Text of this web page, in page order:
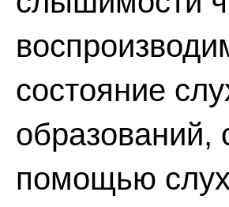
состояние
образований,
помощью